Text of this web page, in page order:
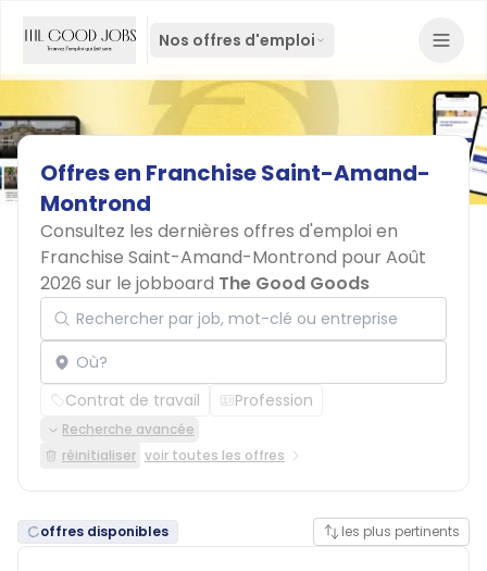
Nos offres d'emploi
Offresen FranchiseSaint-Amand-
Montrond
Consultez les dernières offres d'emploi en
Franchise Saint-Amand-Montrond pour Août
2026 sur le jobboard The Good Goods
Rechercher par job, mot-clé ou entreprise
Localisation
Contrat de travail Profession
Recherche avancée
réinitialiser voir toutes les offres
offres disponibles les plus pertinents